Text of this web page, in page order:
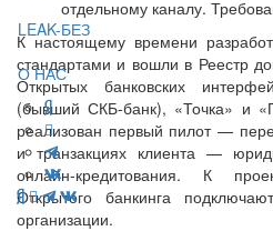
LEAK-БЕЗ
О НАС
отдельному каналу.
К настоящему времени
стандартами и вошли в Реестр
Открытых банковских
(бывший СКБ-банк), «Точка» и
реализован первый пилот —
и транзакциях клиента —
онлайн-кредитования. К
Открытого банкинга
организации.